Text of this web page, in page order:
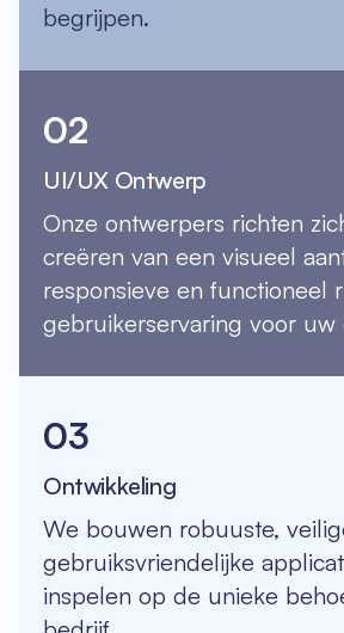
begrijpen.
02
UI/UX Ontwerp
Onze ontwerpers richten
creëren van een visueel
responsieve en functioneel
gebruikerservaring voor uw
03
Ontwikkeling
We bouwen robuuste,
gebruiksvriendelijke
inspelen op de unieke